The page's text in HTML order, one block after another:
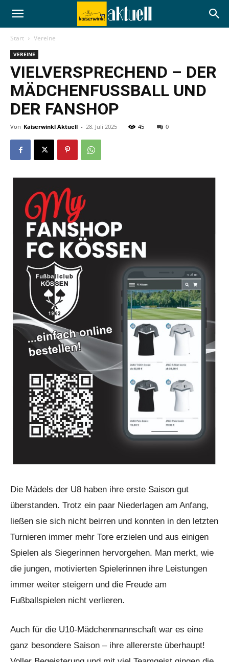
Start Vereine
VEREINE
VIELVERSPRECHEND – DER
MÄDCHENFUSSBALL UND D
ER FANSHOP
Von Kaiserwinkl Aktuell - 28. Juli 2025 45 0
Die Mädels der U8 haben ihre erste Saison gut
überstanden. Trotz ein paar Niederlagen am Anfang,
ließen sie sich nicht beirren und konnten in den letzten
Turnieren immer mehr Tore erzielen und aus einigen
Spielen als Siegerinnen hervorgehen. Man merkt, wie
die jungen, motivierten Spielerinnen ihre Leistungen
immer weiter steigern und die Freude am
Fußballspielen nicht verlieren.
Auch für die U10-Mädchenmannschaft war es eine
ganz besondere Saison – ihre allererste überhaupt!